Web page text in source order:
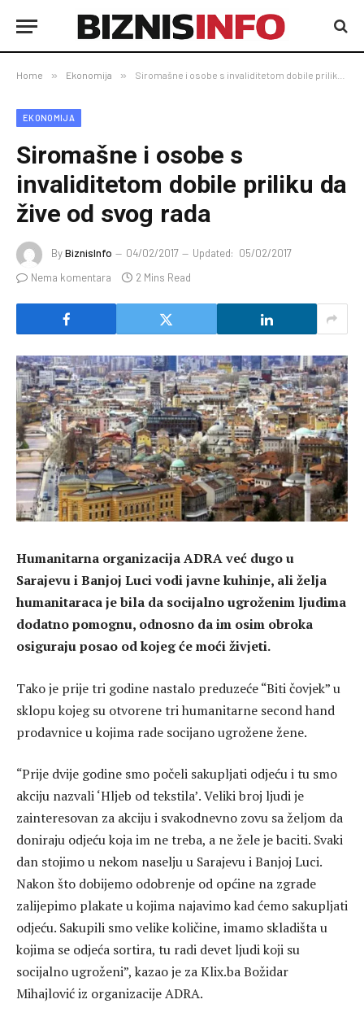
Home » Ekonomija » Siromašne i osobe s invaliditetom dobile priliku da žive od svog rada
EKONOMIJA
Siromašne i osobe s
invaliditetom dobile priliku da
žive od svog rada
ByBiznisInfo 04/02/2017 Updated: 05/02/2017
Nema komentara
2 Mins Read
Humanitarna organizacija ADRA već dugo u
Sarajevu i Banjoj Luci vodi javne kuhinje, ali želja
humanitaraca je bila da socijalno ugroženim ljudima
dodatno pomognu, odnosno da im osim obroka
osiguraju posao od kojeg će moći živjeti.
Tako je prije tri godine nastalo preduzeće “Biti čovjek” u
sklopu kojeg su otvorene tri humanitarne second hand
prodavnice u kojima rade socijano ugrožene žene.
“Prije dvije godine smo počeli sakupljati odjeću i tu smo
akciju nazvali ‘Hljeb od tekstila’. Veliki broj ljudi je
zainteresovan za akciju i svakodnevno zovu sa željom da
doniraju odjeću koja im ne treba, a ne žele je baciti. Svaki
dan stojimo u nekom naselju u Sarajevu i Banjoj Luci.
Nakon što dobijemo odobrenje od općine na zgrade
zalijepimo plakate u kojima najavimo kad ćemo sakupljati
odjeću. Sakupili smo velike količine, imamo skladišta u
kojima se odjeća sortira, tu radi devet ljudi koji su
socijalno ugroženi”, kazao je za Klix.ba Božidar
Mihajlović iz organizacije ADRA.